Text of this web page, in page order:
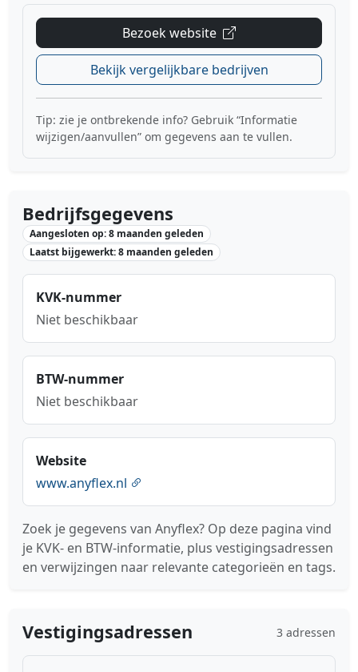
Bezoek website
Bekijk vergelijkbare bedrijven
Tip: zie je ontbrekende info? Gebruik “Informatie
wijzigen/aanvullen” om gegevens aan te vullen.
Bedrijfsgegevens
Aangesloten op: 8 maanden geleden
Laatst bijgewerkt: 8 maanden geleden
KVK-nummer
Niet beschikbaar
BTW-nummer
Niet beschikbaar
Website
www.anyflex.nl
Zoek je gegevens van Anyflex? Op deze pagina vind
je KVK- en BTW-informatie, plus vestigingsadressen
en verwijzingen naar relevante categorieën en tags.
Vestigingsadressen 3 adressen